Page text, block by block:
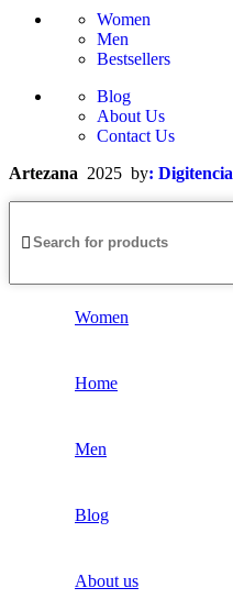
Women
Men
Bestsellers
Blog
About Us
Contact Us
Artezana 2025 by: Digitencia
Women
Home
Men
Blog
About us